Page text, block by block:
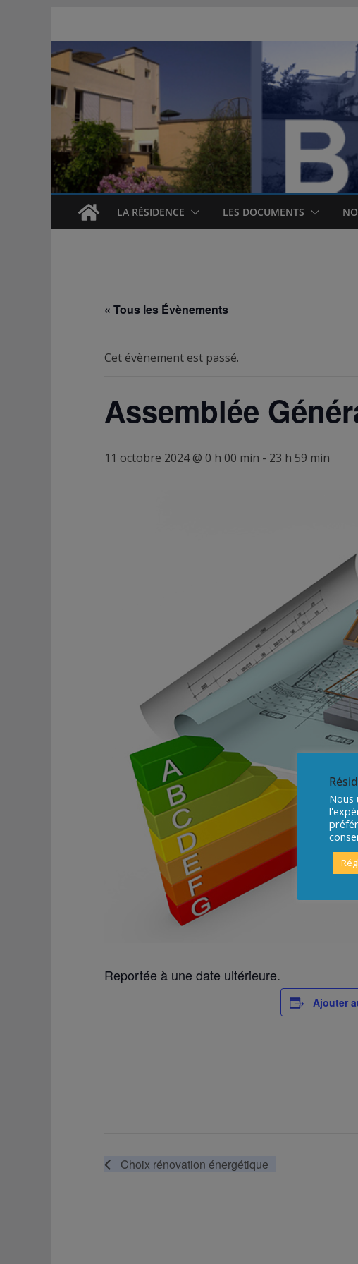
contenu
LA RÉSIDENCE LES DOCUMENTS
« Tous les Évènements
Cet évènement est passé.
Assemblée
11 octobre 2024 @ 0 h 00 min - 23 h 59 min
Reportée à une date ultérieure.
Ajouter
Choix rénovation énergétique
Nous